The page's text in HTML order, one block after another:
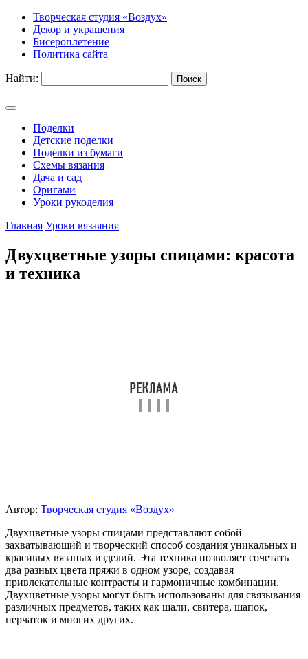
Творческая студия «Воздух»
Декор и украшения
Бисероплетение
Политика сайта
Найти:
Поделки
Детские поделки
Поделки из бумаги
Схемы вязания
Дача и сад
Оригами
Уроки рукоделия
Главная Уроки вязаяния
Двухцветные узоры спицами: красота
и техника
Автор: Творческая студия «Воздух»
Двухцветные узоры спицами представляют собой
захватывающий и творческий способ создания уникальных и
красивых вязаных изделий. Эта техника позволяет сочетать
два разных цвета пряжи в одном узоре, создавая
привлекательные контрасты и гармоничные комбинации.
Двухцветные узоры могут быть использованы для связывания
различных предметов, таких как шали, свитера, шапок,
перчаток и многих других.